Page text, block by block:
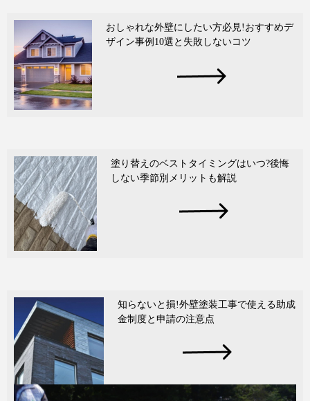
おしゃれな外壁にしたい方必見!おすすめデ
ザイン事例10選と失敗しないコツ
塗り替えのベストタイミングはいつ?後悔
しない季節別メリットも解説
知らないと損!外壁塗装工事で使える助成
金制度と申請の注意点